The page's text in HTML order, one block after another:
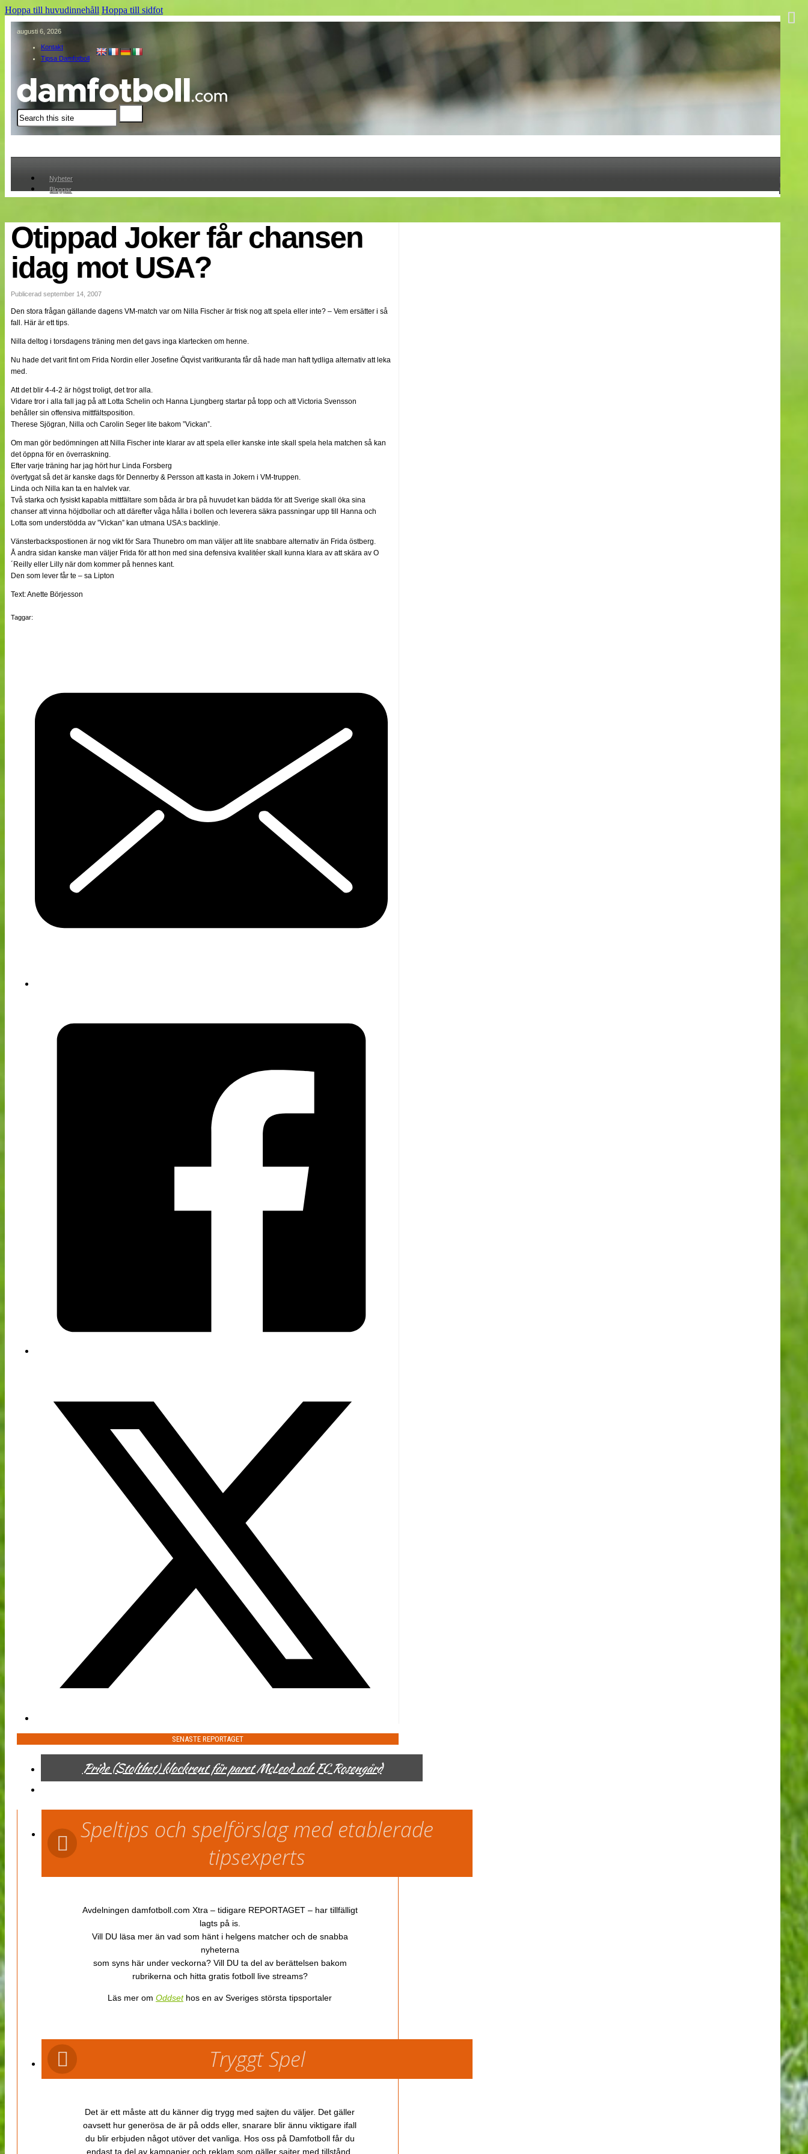
Hoppa till huvudinnehåll Hoppa till sidfot
augusti 6, 2026
Kontakt
Tipsa Damfotboll
Sök
Nyheter
Bloggar
Cuper
Medlemmar
Medlemsbilder
Till klubbkassan
Om oss
NÄTverket
Nyheter
Bloggar
Lagen
Webb-TV
Medlemsbilder
Till klubbkassan
Om oss
NÄTverket
Otippad Joker får chansen
idag mot USA?
Publicerad september 14, 2007
Den stora frågan gällande dagens VM-match var om Nilla Fischer är frisk nog att spela eller inte? – Vem ersätter i så
fall. Här är ett tips.
Nilla deltog i torsdagens träning men det gavs inga klartecken om henne.
Nu hade det varit fint om Frida Nordin eller Josefine Öqvist varitkuranta får då hade man haft tydliga alternativ att leka
med.
Att det blir 4-4-2 är högst troligt, det tror alla.
Vidare tror i alla fall jag på att Lotta Schelin och Hanna Ljungberg startar på topp och att Victoria Svensson
behåller sin offensiva mittfältsposition.
Therese Sjögran, Nilla och Carolin Seger lite bakom ”Vickan”.
Om man gör bedömningen att Nilla Fischer inte klarar av att spela eller kanske inte skall spela hela matchen så kan
det öppna för en överraskning.
Efter varje träning har jag hört hur Linda Forsberg
övertygat så det är kanske dags för Dennerby & Persson att kasta in Jokern i VM-truppen.
Linda och Nilla kan ta en halvlek var.
Två starka och fysiskt kapabla mittfältare som båda är bra på huvudet kan bädda för att Sverige skall öka sina
chanser att vinna höjdbollar och att därefter våga hålla i bollen och leverera säkra passningar upp till Hanna och
Lotta som understödda av ”Vickan” kan utmana USA:s backlinje.
Vänsterbackspostionen är nog vikt för Sara Thunebro om man väljer att lite snabbare alternativ än Frida östberg.
Å andra sidan kanske man väljer Frida för att hon med sina defensiva kvalitéer skall kunna klara av att skära av O
´Reilly eller Lilly när dom kommer på hennes kant.
Den som lever får te – sa Lipton
Text: Anette Börjesson
Taggar:
SENASTE REPORTAGET
Pride (Stolthet) klockrent för paret McLeod och FC Rosengård
Speltips och spelförslag med etablerade
tipsexperts
Avdelningen damfotboll.com Xtra – tidigare REPORTAGET – har tillfälligt
lagts på is.
Vill DU läsa mer än vad som hänt i helgens matcher och de snabba
nyheterna
som syns här under veckorna? Vill DU ta del av berättelsen bakom
rubrikerna och hitta gratis fotboll live streams?
Läs mer om Oddsethos en av Sveriges största tipsportaler
Tryggt Spel
Det är ett måste att du känner dig trygg med sajten du väljer. Det gäller
oavsett hur generösa de är på odds eller, snarare blir ännu viktigare ifall
du blir erbjuden något utöver det vanliga. Hos oss på Damfotboll får du
endast ta del av kampanjer och reklam som gäller sajter med tillstånd.